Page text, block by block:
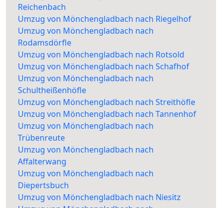
Reichenbach
Umzug von Mönchengladbach nach Riegelhof
Umzug von Mönchengladbach nach
Rodamsdörfle
Umzug von Mönchengladbach nach Rotsold
Umzug von Mönchengladbach nach Schafhof
Umzug von Mönchengladbach nach
Schultheißenhöfle
Umzug von Mönchengladbach nach Streithöfle
Umzug von Mönchengladbach nach Tannenhof
Umzug von Mönchengladbach nach
Trübenreute
Umzug von Mönchengladbach nach
Affalterwang
Umzug von Mönchengladbach nach
Diepertsbuch
Umzug von Mönchengladbach nach Niesitz